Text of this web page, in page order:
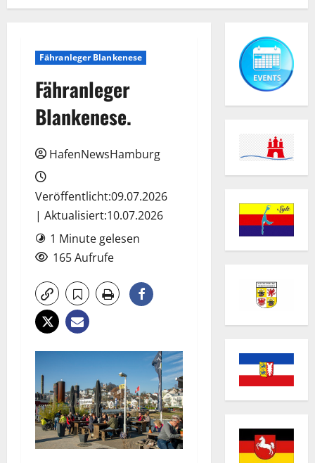
Fähranleger Blankenese
Fähranleger
Blankenese.
HafenNewsHamburg
Veröffentlicht:09.07.2026
| Aktualisiert:10.07.2026
1 Minute gelesen
165 Aufrufe